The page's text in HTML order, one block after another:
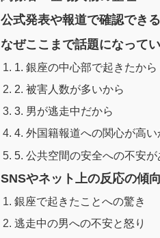
公式発表や報道で確認でき
なぜここまで話題になって
1. 銀座の中心部で起きたから
2. 被害人数が多いから
3. 男が逃走中だから
4. 外国籍報道への関心が高い
5. 公共空間の安全への不安が
SNSやネット上の反応の傾向
銀座で起きたことへの驚き
逃走中の男への不安と怒り